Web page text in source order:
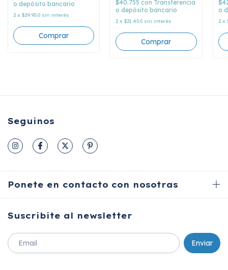
o depósito bancario
2 x $29.950 sin interés
$40.755con Transferencia
o depósito bancario
2 x$21.450 sin interés
o
2 x
Seguinos
Ponete en contacto con nosotras
Suscribite al newsletter